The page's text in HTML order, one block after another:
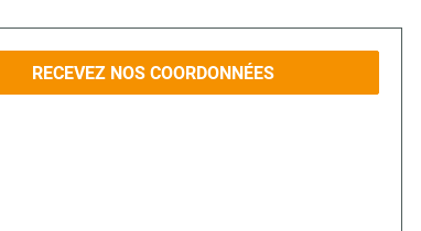
RECEVEZ NOS COORDONNÉES